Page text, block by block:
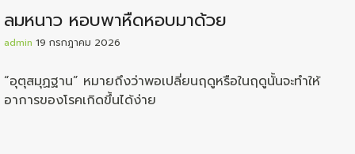
ลมหนาว หอบพาหืดหอบมาด้วย
admin 19 กรกฎาคม 2026
“อุตุสมุฏฐาน” หมายถึงว่าพอเปลี่ยนฤดูหรือในฤดูนั้นจะทำให้
อาการของโรคเกิดขึ้นได้ง่าย